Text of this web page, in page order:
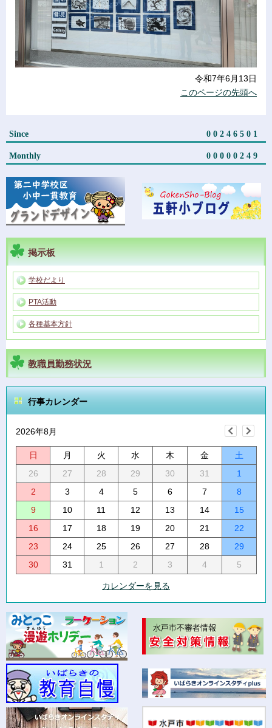
Since 00246501
Monthly 00000249
掲示板
学校だより
PTA活動
各種基本方針
教職員勤務状況
行事カレンダー
2026年8月
日 月 火 水 木 金
土
26
27 28 29 30 31
1
2
3 4 5 6 7
8
9
10 11 12 13 14
15
16
17 18 19 20 21
22
23
24 25 26 27 28
29
30
31 1 2 3 4 5
カレンダーを見る
令和7年6月13日
このページの先頭へ